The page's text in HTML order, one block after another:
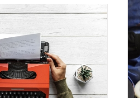
în regiunea Centru
Noutati PRAI Statistici